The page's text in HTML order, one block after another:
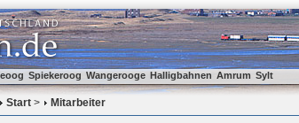
Spiekeroog Wangerooge Halligbahnen Amrum Sylt
Start > Mitarbeiter